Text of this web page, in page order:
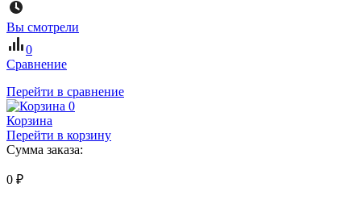
Вы смотрели
0
Сравнение
Перейти в сравнение
0
Корзина
Перейти в корзину
Сумма заказа:
0 ₽